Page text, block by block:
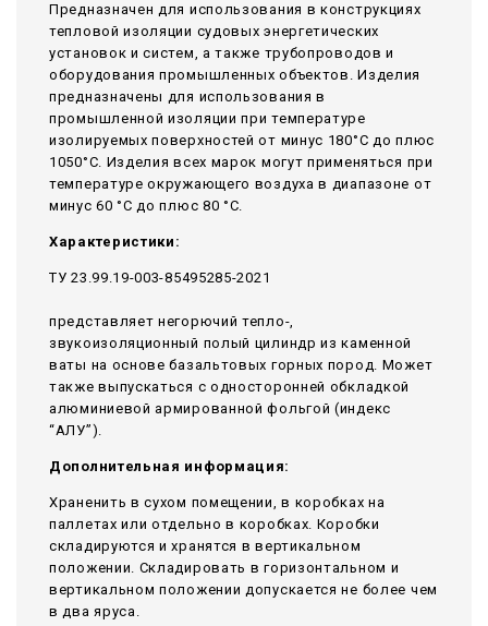
Предназначен для использования в конструкциях
тепловой изоляции судовых энергетических
установок и систем, а также трубопроводов и
оборудования промышленных объектов. Изделия
предназначены для использования в
промышленной изоляции при температуре
изолируемых поверхностей от минус 180°С до плюс
1050°С. Изделия всех марок могут применяться при
температуре окружающего воздуха в диапазоне от
минус 60 °С до плюс 80 °С.
Характеристики:
ТУ 23.99.19-003-85495285-2021
представляет негорючий тепло-,
звукоизоляционный полый цилиндр из каменной
ваты на основе базальтовых горных пород. Может
также выпускаться с односторонней обкладкой
алюминиевой армированной фольгой (индекс
“АЛУ”).
Дополнительная информация:
Храненить в сухом помещении, в коробках на
паллетах или отдельно в коробках. Коробки
складируются и хранятся в вертикальном
положении. Складировать в горизонтальном и
вертикальном положении допускается не более чем
в два яруса.